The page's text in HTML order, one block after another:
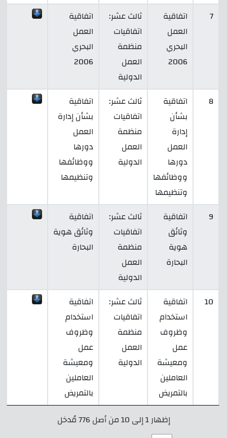
7
اتفاقية
العمل
البحري
2006
ثالث عشر:
اتفاقيات
منظمة
العمل
الدولية
اتفاقية
العمل
البحري
2006
8
اتفاقية
بشأن
إدارة
العمل
دورها
ووظائفها
وتنظيمها
ثالث عشر:
اتفاقيات
منظمة
العمل
الدولية
اتفاقية
بشأن إدارة
العمل
دورها
ووظائفها
وتنظيمها
9
اتفاقية
وثائق
هوية
البحارة
ثالث عشر:
اتفاقيات
منظمة
العمل
الدولية
اتفاقية
وثائق هوية
البحارة
10
اتفاقية
استخدام
وظروف
عمل
ومعيشة
العاملين
بالتمريض
ثالث عشر:
اتفاقيات
منظمة
العمل
الدولية
اتفاقية
استخدام
وظروف
عمل
ومعيشة
العاملين
بالتمريض
إظهار 1 إلى 10 من أصل 776 مُدخل